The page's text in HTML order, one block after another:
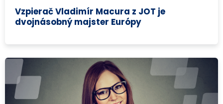
Vzpierač Vladimír Macura z JOT je
dvojnásobný majster Európy